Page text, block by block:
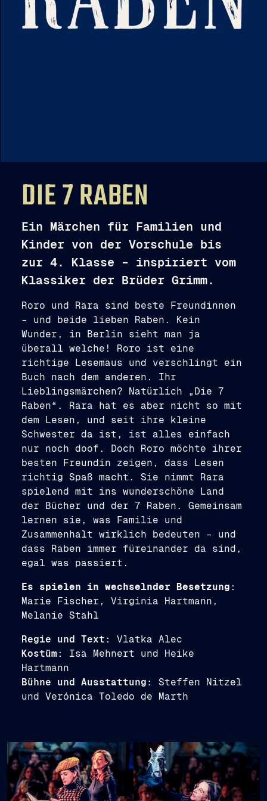
DIE 7 RABEN
Ein Märchen für Familien und
Kinder von der Vorschule bis
zur 4. Klasse – inspiriert vom
Klassiker der Brüder Grimm.
Roro und Rara sind beste Freundinnen
– und beide lieben Raben. Kein
Wunder, in Berlin sieht man ja
überall welche! Roro ist eine
richtige Lesemaus und verschlingt ein
Buch nach dem anderen. Ihr
Lieblingsmärchen? Natürlich „Die 7
Raben“. Rara hat es aber nicht so mit
dem Lesen, und seit ihre kleine
Schwester da ist, ist alles einfach
nur noch doof. Doch Roro möchte ihrer
besten Freundin zeigen, dass Lesen
richtig Spaß macht. Sie nimmt Rara
spielend mit ins wunderschöne Land
der Bücher und der 7 Raben. Gemeinsam
lernen sie, was Familie und
Zusammenhalt wirklich bedeuten – und
dass Raben immer füreinander da sind,
egal was passiert.
Es spielen in wechselnder Besetzung :
Marie Fischer, Virginia Hartmann,
Melanie Stahl
Regie und Text: Vlatka Alec
Kostüm: Isa Mehnert und Heike
Hartmann
Bühne und Ausstattung: Steffen Nitzel
und Verónica Toledo de Marth